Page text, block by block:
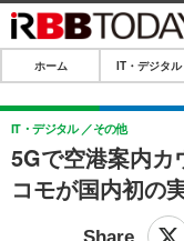
ホーム
IT・デジタル
IT・デジタルTOP
SPEED TEST
ホーム IT・デジタル
5Gで空港案内
コモが国内初の
IT・デジタル その他